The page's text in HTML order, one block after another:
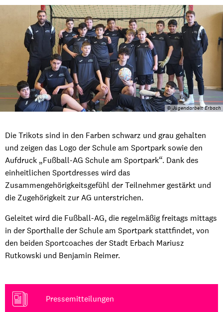
© Jugendarbeit Erbach
Die Trikots sind in den Farben schwarz und grau gehalten
und zeigen das Logo der Schule am Sportpark sowie den
Aufdruck „Fußball-AG Schule am Sportpark“. Dank des
einheitlichen Sportdresses wird das
Zusammengehörigkeitsgefühl der Teilnehmer gestärkt und
die Zugehörigkeit zur AG unterstrichen.
Geleitet wird die Fußball-AG, die regelmäßig freitags mittags
in der Sporthalle der Schule am Sportpark stattfindet, von
den beiden Sportcoaches der Stadt Erbach Mariusz
Rutkowski und Benjamin Reimer.
Pressemitteilungen